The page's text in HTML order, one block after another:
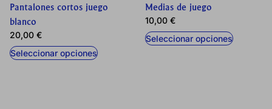
Pantalones cortos juego
blanco
20,00 €
Seleccionar opciones
Medias de juego
10,00 €
Seleccionar opciones